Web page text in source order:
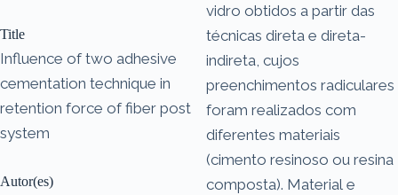
Title
Influence of two adhesive
cementation technique in
retention force of fiber post
system
Autor(es)
vidro obtidos a partir das
técnicas direta e direta-
indireta, cujos
preenchimentos radiculares
foram realizados com
diferentes materiais
(cimento resinoso ou resina
composta). Material e